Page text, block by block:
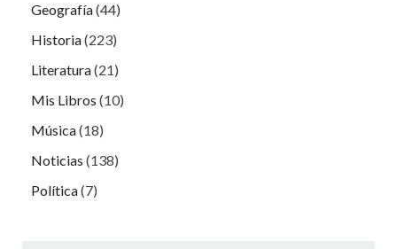
Geografía(44)
Historia(223)
Literatura(21)
Mis Libros (10)
Música(18)
Noticias (138)
Política(7)